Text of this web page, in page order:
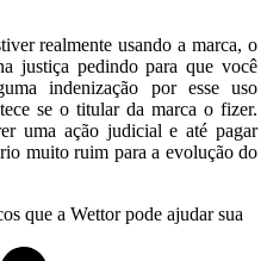
realmente usando a marca, o
justiça pedindo para que você
indenização por esse uso
se o titular da marca o fizer.
uma ação judicial e até pagar
muito ruim para a evolução do
que a Wettor pode ajudar sua